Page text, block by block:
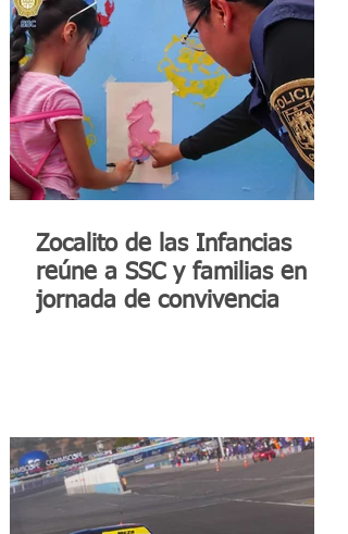
Zocalito de las Infancias
reúne a SSC y familias en
jornada de convivencia